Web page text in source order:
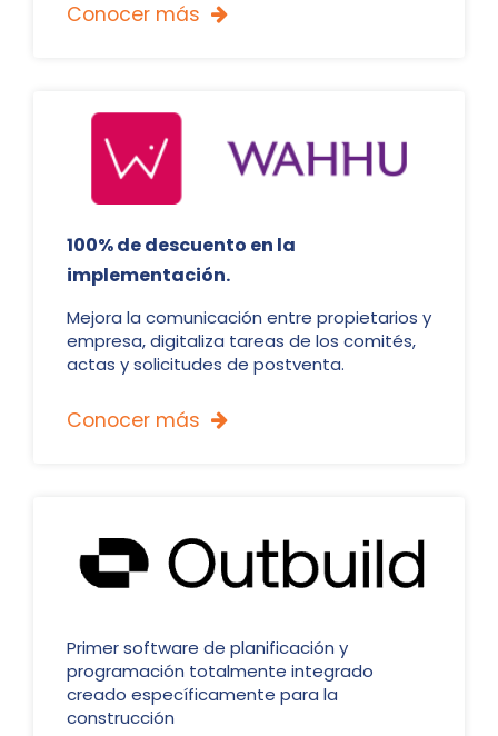
Conocer más 
100% de descuento en la
implementación.
Mejora la comunicación entre propietarios y
empresa, digitaliza tareas de los comités,
actas y solicitudes de postventa.
Conocer más 
Primer software de planificación y
programación totalmente integrado
creado específicamente para la
construcción